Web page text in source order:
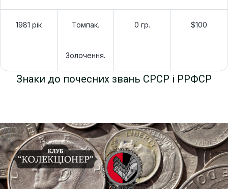
1981 рік Томпак.
Золочення.
0 гр. $100
Знаки до почесних звань СРСР і РРФСР